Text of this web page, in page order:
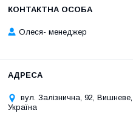
Олеся- менеджер
вул. Залізнична, 92, Вишневе,
Україна